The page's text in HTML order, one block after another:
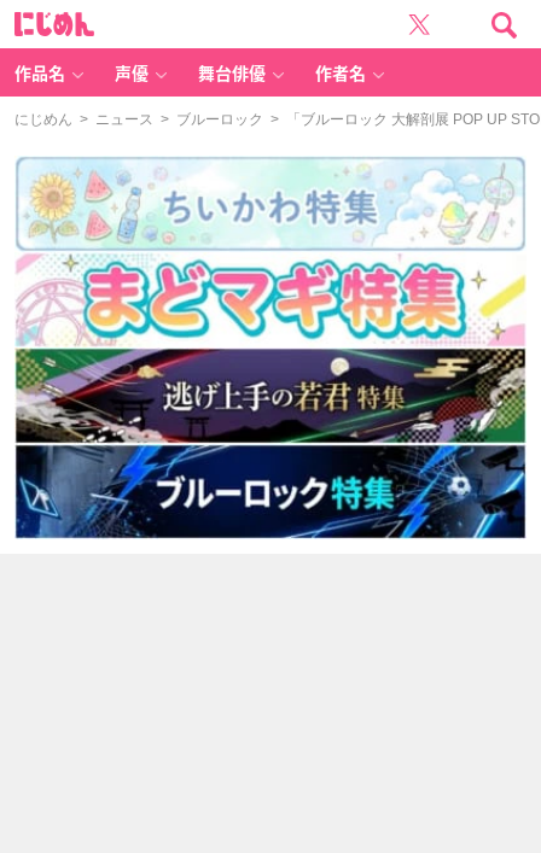
作品名 声優 舞台俳優 作者名
にじめん > ニュース > ブルーロック > 「ブルーロック 大解剖展 POP UP